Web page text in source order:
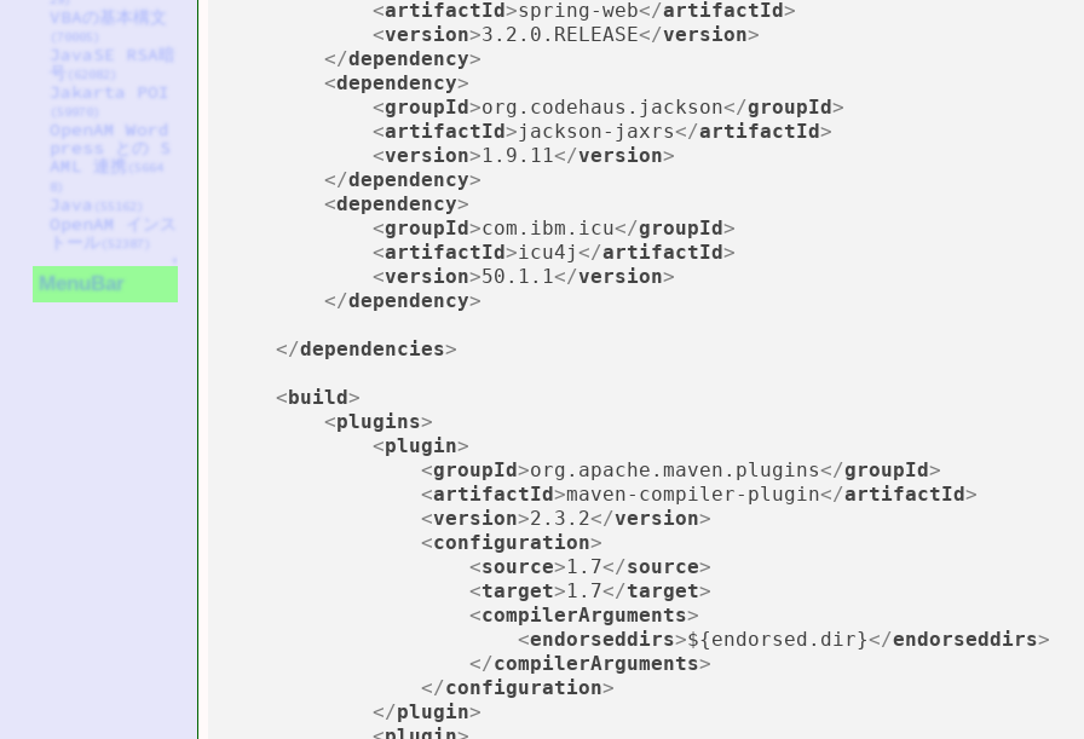
VBAの基本構文
JavaSE RSA暗
号
Jakarta POI
OpenAM Word
press との S
AML 連携
Java
OpenAM インス
トール
MenuBar
<artifactId>spring-web</artifactId>
<version>3.2.0.RELEASE</version>
</dependency>
<dependency>
<groupId>org.codehaus.jackson</groupId>
<artifactId>jackson-jaxrs</artifactId>
<version>1.9.11 </version>
</dependency>
<dependency>
<groupId>com.ibm.icu</groupId>
<artifactId>icu4j </artifactId>
<version>50.1.1 </version>
</dependency>
</dependencies>
<build>
<plugins>
<plugin>
<groupId>org.apache.maven.plugins</groupId>
<artifactId>maven-compiler-plugin</artifactId>
<version>2.3.2</version>
<configuration>
<source>1.7</source>
<target>1.7</target>
<compilerArguments>
<endorseddirs>${endorsed.dir}</endorseddirs>
</compilerArguments>
</configuration>
</plugin>